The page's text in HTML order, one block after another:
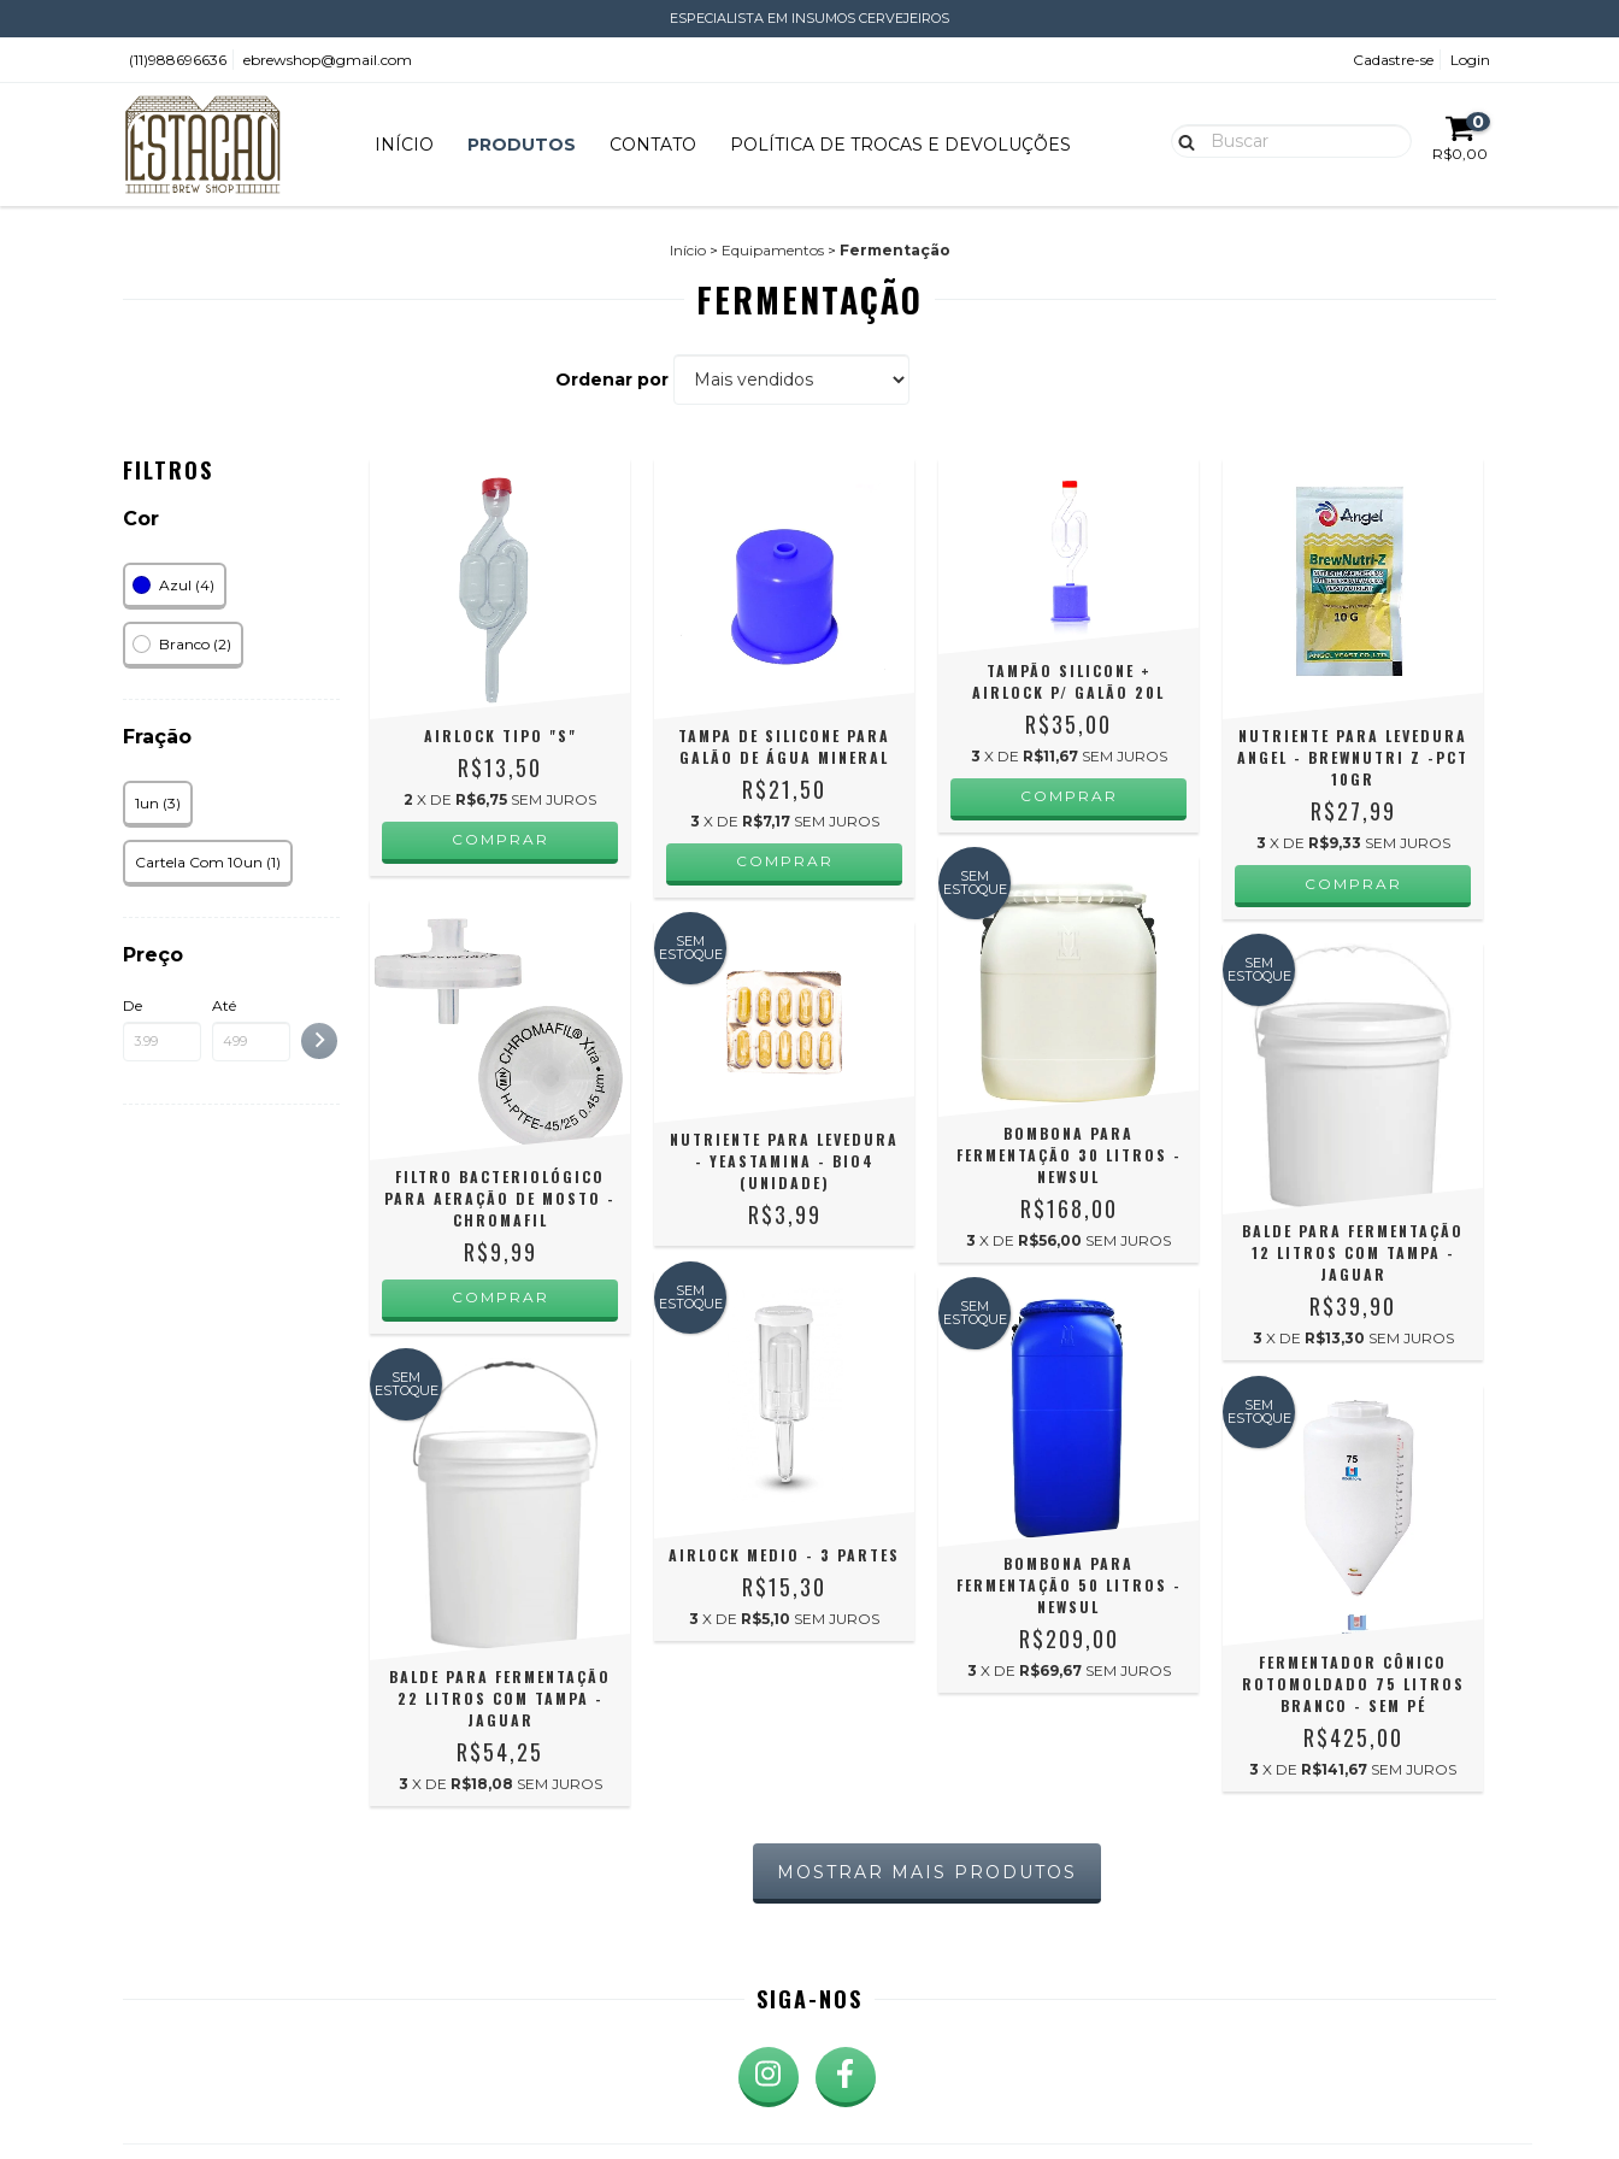
ESPECIALISTA EM INSUMOS CERVEJEIROS
(11)988696636 ebrewshop@gmail.com Cadastre-se Login
INÍCIO PRODUTOS CONTATO POLÍTICA DE TROCAS E DEVOLUÇÕES
0
R$0,00
Início > Equipamentos > Fermentação
FERMENTAÇÃO
Ordenar por
FILTROS
Cor
Azul (4)
Branco (2)
Fração
1un (3)
Cartela Com 10un (1)
Preço
De Até
AIRLOCK TIPO "S"
R$13,50
2 X DE R$6,75 SEM JUROS
TAMPA DE SILICONE PARA
GALÃO DE ÁGUA MINERAL
R$21,50
3 X DE R$7,17 SEM JUROS
TAMPÃO SILICONE +
AIRLOCK P/ GALÃO 20L
R$35,00
3 X DE R$11,67 SEM JUROS
NUTRIENTE PARA LEVEDURA
ANGEL - BREWNUTRI Z -PCT
10GR
R$27,99
3 X DE R$9,33 SEM JUROS
FILTRO BACTERIOLÓGICO
PARA AERAÇÃO DE MOSTO -
CHROMAFIL
R$9,99
SEM
ESTOQUE
NUTRIENTE PARA LEVEDURA
- YEASTAMINA - BIO4
(UNIDADE)
R$3,99
SEM
ESTOQUE
BOMBONA PARA
FERMENTAÇÃO 30 LITROS -
NEWSUL
R$168,00
3 X DE R$56,00 SEM JUROS
SEM
ESTOQUE
BALDE PARA FERMENTAÇÃO
12 LITROS COM TAMPA -
JAGUAR
R$39,90
3 X DE R$13,30 SEM JUROS
SEM
ESTOQUE
BALDE PARA FERMENTAÇÃO
22 LITROS COM TAMPA -
JAGUAR
R$54,25
3 X DE R$18,08 SEM JUROS
SEM
ESTOQUE
AIRLOCK MEDIO - 3 PARTES
R$15,30
3 X DE R$5,10 SEM JUROS
SEM
ESTOQUE
BOMBONA PARA
FERMENTAÇÃO 50 LITROS -
NEWSUL
R$209,00
3 X DE R$69,67 SEM JUROS
SEM
ESTOQUE
FERMENTADOR CÔNICO
ROTOMOLDADO 75 LITROS
BRANCO - SEM PÉ
R$425,00
3 X DE R$141,67 SEM JUROS
MOSTRAR MAIS PRODUTOS
SIGA-NOS